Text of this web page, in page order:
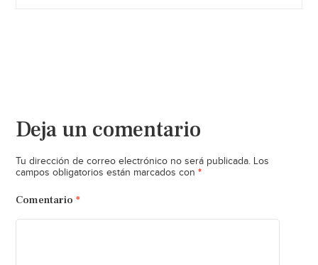
Deja un comentario
Tu dirección de correo electrónico no será publicada. Los
campos obligatorios están marcados con *
Comentario *